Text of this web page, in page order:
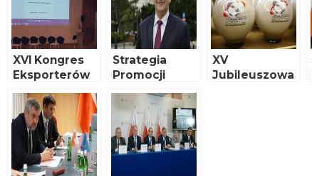
XVI Kongres
Eksporterów
Polskich
Strategia
Promocji
Żywności
XV
Jubileuszowa